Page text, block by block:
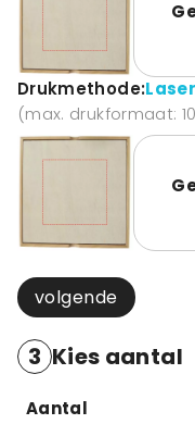
Drukmethode:
(max. drukformaat:
volgende
3 Kies aantal
Aantal